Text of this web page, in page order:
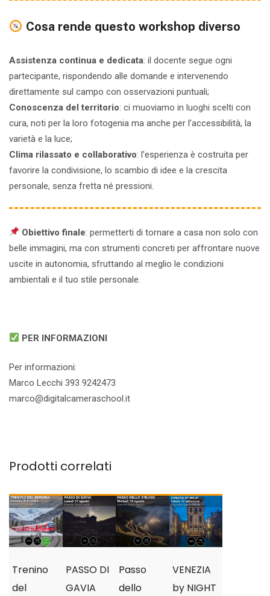
Cosa rende questo workshop diverso
Assistenza continua e dedicata: il docente segue ogni
partecipante, rispondendo alle domande e intervenendo
direttamente sul campo con osservazioni puntuali;
Conoscenza del territorio: ci muoviamo in luoghi scelti con
cura, noti per la loro fotogenia ma anche per l’accessibilità, la
varietà e la luce;
Clima rilassato e collaborativo: l’esperienza è costruita per
favorire la condivisione, lo scambio di idee e la crescita
personale, senza fretta né pressioni.
Obiettivo finale: permetterti di tornare a casa non solo con
belle immagini, ma con strumenti concreti per affrontare nuove
uscite in autonomia, sfruttando al meglio le condizioni
ambientali e il tuo stile personale.
PER INFORMAZIONI
Per informazioni:
Marco Lecchi 393 9242473
marco@digitalcameraschool.it
Prodotti correlati
Trenino
del
PASSO DI
GAVIA
Passo
dello
VENEZIA
by NIGHT